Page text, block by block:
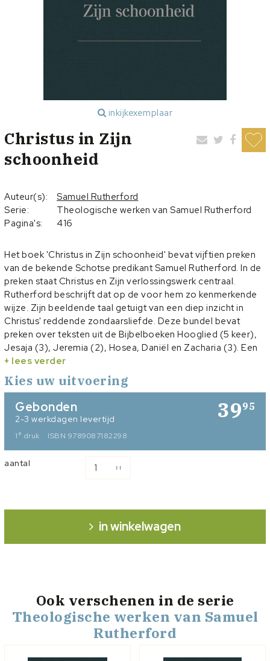
inkijkexemplaar
Christus in Zijn
schoonheid
Auteur(s):
Samuel Rutherford
Serie:
Theologische werken van Samuel Rutherford
Pagina's:
416
Het boek 'Christus in Zijn schoonheid' bevat vijftien preken
van de bekende Schotse predikant Samuel Rutherford. In de
preken staat Christus en Zijn verlossingswerk centraal.
Rutherford beschrijft dat op de voor hem zo kenmerkende
wijze. Zijn beeldende taal getuigt van een diep inzicht in
Christus' reddende zondaarsliefde. Deze bundel bevat
preken over teksten uit de Bijbelboeken Hooglied (5 keer),
Jesaja (3), Jeremia (2), Hosea, Daniël en Zacharia (3). Een
aantal van deze preken is gehouden in de Avondmaalstijd.
Vertaling Ruth Pieterman
+ lees verder
Kies uw uitvoering
3995
Gebonden
2-3 werkdagen levertijd
1 e druk ISBN 9789087182298
aantal
in winkelwagen
Ook verschenen in de serie
Theologische werken van Samuel
Rutherford